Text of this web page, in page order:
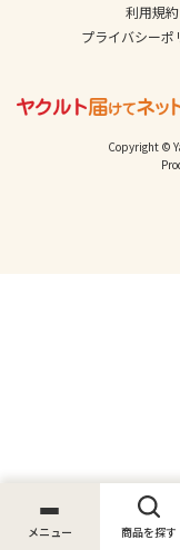
メニュー 商品を探す
利用規約
プライバシーポ
Copyright ©